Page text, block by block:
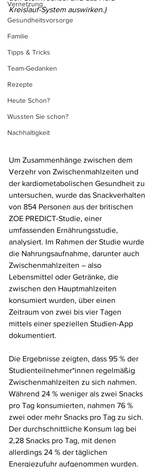
Vernetzung
Gesundheitsvorsorge
Familie
Tipps & Tricks
Team-Gedanken
Rezepte
Heute Schon?
Wussten Sie schon?
Nachhaltigkeit
Kreislauf-System auswirken.)
Um Zusammenhänge zwischen dem
Verzehr von Zwischenmahlzeiten und
der kardiometabolischen Gesundheit zu
untersuchen, wurde das Snackverhalten
von 854 Personen aus der britischen
ZOE PREDICT-Studie, einer
umfassenden Ernährungsstudie,
analysiert. Im Rahmen der Studie wurde
die Nahrungsaufnahme, darunter auch
Zwischenmahlzeiten – also
Lebensmittel oder Getränke, die
zwischen den Hauptmahlzeiten
konsumiert wurden, über einen
Zeitraum von zwei bis vier Tagen
mittels einer speziellen Studien-App
dokumentiert.
Die Ergebnisse zeigten, dass 95 % der
Studienteilnehmer*innen regelmäßig
Zwischenmahlzeiten zu sich nahmen.
Während 24 % weniger als zwei Snacks
pro Tag konsumierten, nahmen 76 %
zwei oder mehr Snacks pro Tag zu sich.
Der durchschnittliche Konsum lag bei
2,28 Snacks pro Tag, mit denen
allerdings 24 % der täglichen
Energiezufuhr aufgenommen wurden.